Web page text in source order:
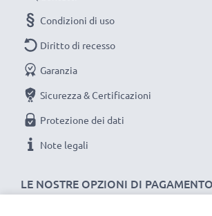
★ Filo resistente a piegamenti e
aggroviglia, piacevole al tatto
COLLEGA IL TUO SMARTWATCH AL
LAPTOP
Materiale del Cavo : PVC
Materiale del Connettore
Collegamento 1
Versione: 2.0
LE NOSTRE OPZIONI DI PAGAMENTO
Condizioni di uso
Diritto di recesso
Garanzia
Sicurezza & Certificazioni
Protezione dei dati
Note legali